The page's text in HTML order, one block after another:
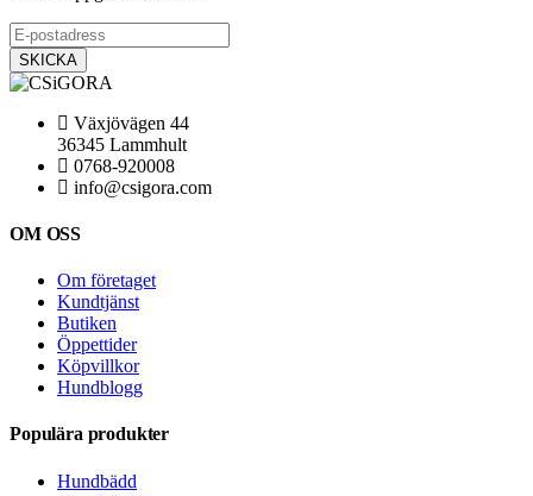
Växjövägen 44
36345 Lammhult
0768-920008
info@csigora.com
OM OSS
Om företaget
Kundtjänst
Butiken
Öppettider
Köpvillkor
Hundblogg
Populära produkter
Hundbädd